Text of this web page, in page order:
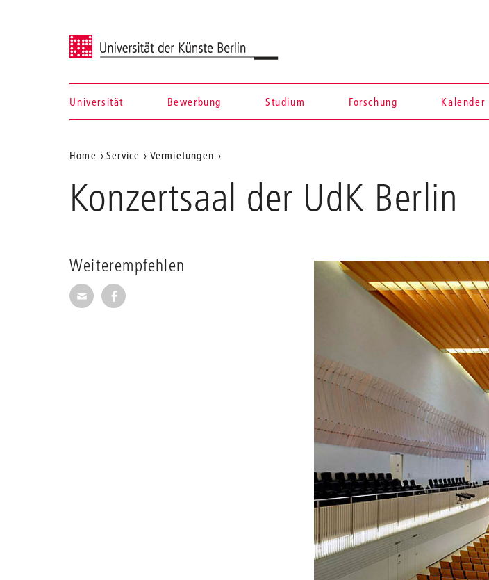
Universität der Künste Berlin
Navigation &
Suche
Universität Bewerbung Studium Forschung Kalender
Aktuelle
Position
auf
Home Service Vermietungen
Konzertsaal der UdK Berlin
Weiterempfehlen
Seite per E-Mail weiterempfehlen
Seite auf Facebook weiterempfehlen